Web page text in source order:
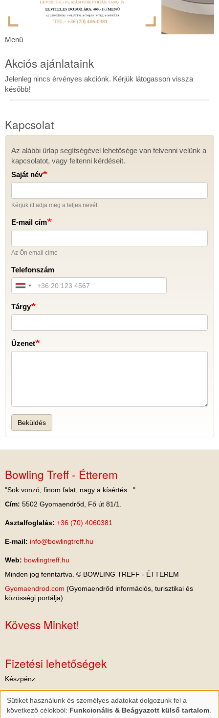
Menü
Menü
Akciós ajánlataink
Jelenleg nincs érvényes akciónk. Kérjük látogasson vissza
később!
Kapcsolat
Kapcsolat
Az alábbi űrlap segítségével lehetősége van felvenni velünk a
kapcsolatot, vagy feltenni kérdéseit.
Saját név
Kérjük itt adja meg a teljes nevét.
E-mail cím
Az Ön email címe
Telefonszám
Tárgy
Üzenet
Beküldés
Bowling Treff - Étterem
"Sok vonzó, finom falat, nagy a kísértés..."
Cím: 5502 Gyomaendrőd, Fő út 81/1.
Asztalfoglalás: +36 (70) 4060381
E-mail: info@bowlingtreff.hu
Web: bowlingtreff.hu
Minden jog fenntartva. © BOWLING TREFF - ÉTTEREM
Gyomaendrod.com (Gyomaendrőd információs, turisztikai és
közösségi portálja)
Kövess Minket!
Fizetési lehetőségek
Készpénz
Bankkártya, hitelkártya
Személyes
Sütiket használunk és személyes adatokat dolgozunk fel a
következő célokból: Funkcionális & Beágyazott külső tartalom